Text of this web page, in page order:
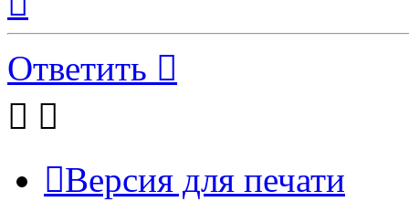
началу
Ответить
Версия для печати